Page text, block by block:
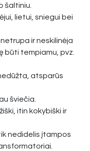
šaltiniu.
lietui, sniegui bei
ir neskilinėja
būti tempiamu, pvz.
atsparūs
šviečia.
itin kokybiški ir
nedidelis įtampos